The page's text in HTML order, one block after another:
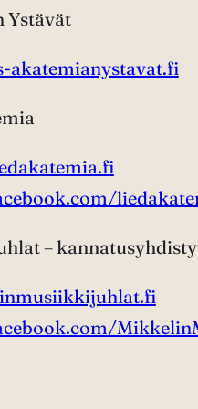
Ystävät
akatemianystavat.fi
–